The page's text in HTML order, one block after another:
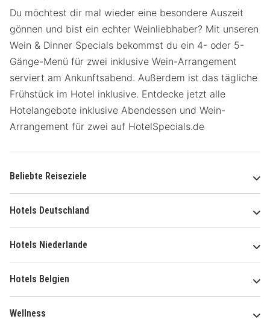
Du möchtest dir mal wieder eine besondere Auszeit
gönnen und bist ein echter Weinliebhaber? Mit unseren
Wein & Dinner Specials bekommst du ein 4- oder 5-
Gänge-Menü für zwei inklusive Wein-Arrangement
serviert am Ankunftsabend. Außerdem ist das tägliche
Frühstück im Hotel inklusive. Entdecke jetzt alle
Hotelangebote inklusive Abendessen und Wein-
Arrangement für zwei auf HotelSpecials.de
Beliebte Reiseziele
Hotels Deutschland
Hotels Niederlande
Hotels Belgien
Wellness